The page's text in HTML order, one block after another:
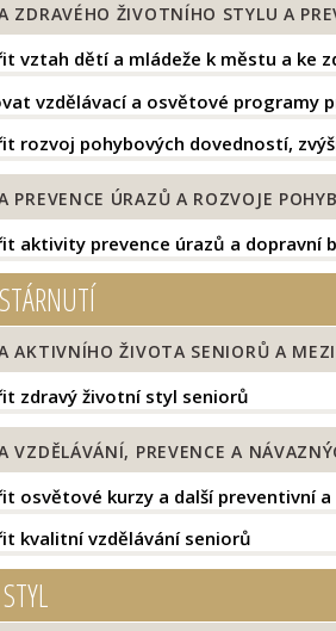
ZDRAVÉHO ŽIVOTNÍHO STYLU A
vztah dětí a mládeže k městu a ke
vzdělávací a osvětové programy
rozvoj pohybových dovedností,
PREVENCE ÚRAZŮ A ROZVOJE
aktivity prevence úrazů a dopravní
AKTIVNÍHO ŽIVOTA SENIORŮ A
zdravý životní styl seniorů
VZDĚLÁVÁNÍ, PREVENCE A
osvětové kurzy a další preventivní
kvalitní vzdělávání seniorů